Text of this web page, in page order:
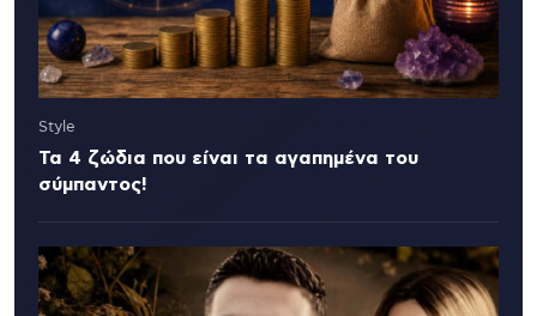
Style
Τα 4 ζώδια που είναι τα αγαπημένα του
σύμπαντος!